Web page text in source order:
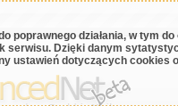
poprawnego działania, w tym
serwisu. Dzięki danym
ustawień dotyczących cookies